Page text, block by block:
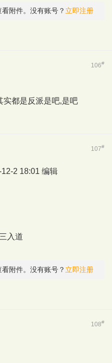
附件。没有账号？ 立即注册
106#
实都是反派是吧,是吧
107#
2 18:01 编辑
入道
附件。没有账号？ 立即注册
108#